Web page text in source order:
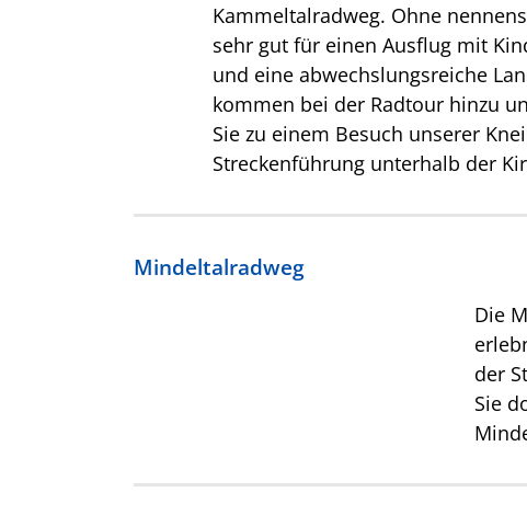
Kammeltalradweg. Ohne
sehr gut für einen Ausflug mit
und eine abwechslungsreiche
kommen bei der Radtour hinzu
Sie zu einem Besuch unserer
Streckenführung unterhalb der
Mindeltalradweg
Die
der
Sie